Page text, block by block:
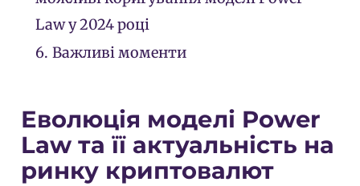
Law у 2024 році
6. Важливі моменти
Еволюція моделі Power
Law та її актуальність на
ринку криптовалют